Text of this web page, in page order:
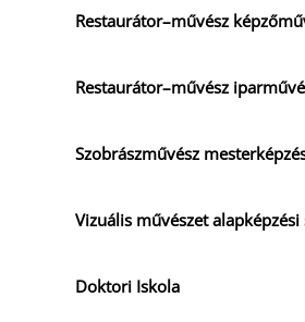
Restaurátor–művész
Restaurátor–művész
Szobrászművész
Vizuális művészet alapképzési
Doktori Iskola